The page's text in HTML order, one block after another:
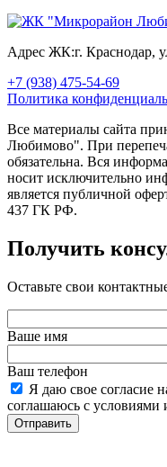
Адрес ЖК:г. Краснодар,
+7 (938) 475-54-69
Политика
Все материалы сайта
Любимово". При
обязательна. Вся
носит исключительно
является публичной
437 ГК РФ.
Получить
Оставьте свои
Ваше имя
Ваш телефон
Я даю свое согласие
соглашаюсь с условиями
Отправить